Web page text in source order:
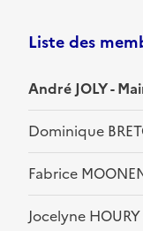
Liste des
André JOLY -
Dominique
Fabrice
Jocelyne